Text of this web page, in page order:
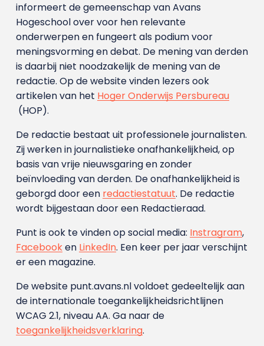
informeert de gemeenschap van Avans
Hogeschool over voor hen relevante
onderwerpen en fungeert als podium voor
meningsvorming en debat. De mening van derden
is daarbij niet noodzakelijk de mening van de
redactie. Op de website vinden lezers ook
artikelen van het Hoger Onderwijs Persbureau
(HOP).
De redactie bestaat uit professionele journalisten.
Zij werken in journalistieke onafhankelijkheid, op
basis van vrije nieuwsgaring en zonder
beïnvloeding van derden. De onafhankelijkheid is
geborgd door een redactiestatuut. De redactie
wordt bijgestaan door een Redactieraad.
Punt is ook te vinden op social media: Instragram,
Facebooken LinkedIn. Een keer per jaar verschijnt
er een magazine.
De website punt.avans.nl voldoet gedeeltelijk aan
de internationale toegankelijkheidsrichtlijnen
WCAG 2.1, niveau AA. Ga naar de
toegankelijkheidsverklaring.